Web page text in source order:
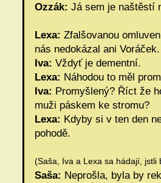
Ozzák: Já sem je naštěstí
Lexa: Zfalšovanou
nás nedokázal ani Voráček.
Iva: Vždyť je dementní.
Lexa: Náhodou to měl
Iva: Promyšlený? Říct že
muži páskem ke stromu?
Lexa: Kdyby si v ten den
pohodě.
(Saša, Iva a Lexa sa hádají, jstli
Saša: Neprošla, byla by